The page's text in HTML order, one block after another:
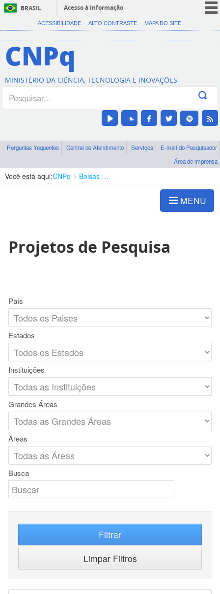
BRASIL
Acesso à informação
CORONAVÍRUS (COVID-19)
Canais
ACESSIBILIDADE ALTO CONTRASTE MAPA DO SITE
CNPq
MINISTÉRIO DA CIÊNCIA, TECNOLOGIA E INOVAÇÕES
Perguntas frequentes Central de Atendimento Serviços
E-mail do Pesquisador
Área de imprensa
Você está aqui:CNPq Bolsas e Auxílios Vigentes
MENU
Projetos de Pesquisa
País
Estados
Instituições
Grandes Áreas
Áreas
Busca
Filtrar
Limpar Filtros